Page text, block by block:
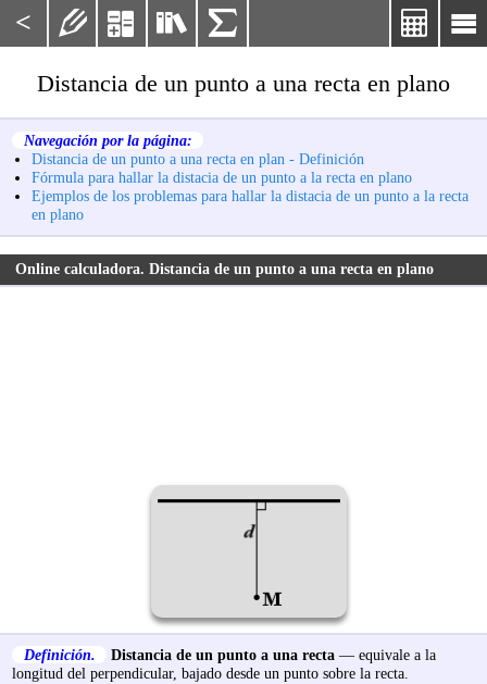
< 

   
Distancia de un punto a una recta en plano
Navegación por la página:
Distancia de un punto a una recta en plan - Definición
Fórmula para hallar la distacia de un punto a la recta en plano
Ejemplos de los problemas para hallar la distacia de un punto a la recta
en plano
Online calculadora. Distancia de un punto a una recta en plano
Definición. Distancia de un punto a una recta — equivale a la
longitud del perpendicular, bajado desde un punto sobre la recta.